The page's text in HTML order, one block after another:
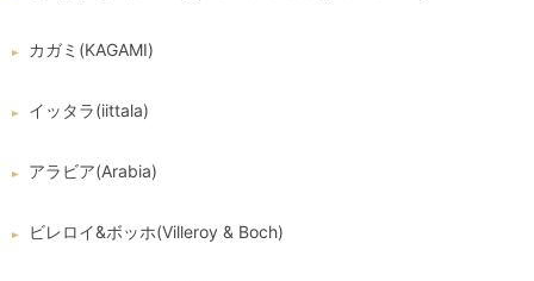
カガミ(KAGAMI)
イッタラ(iittala)
アラビア(Arabia)
ビレロイ&ボッホ(Villeroy & Boch)